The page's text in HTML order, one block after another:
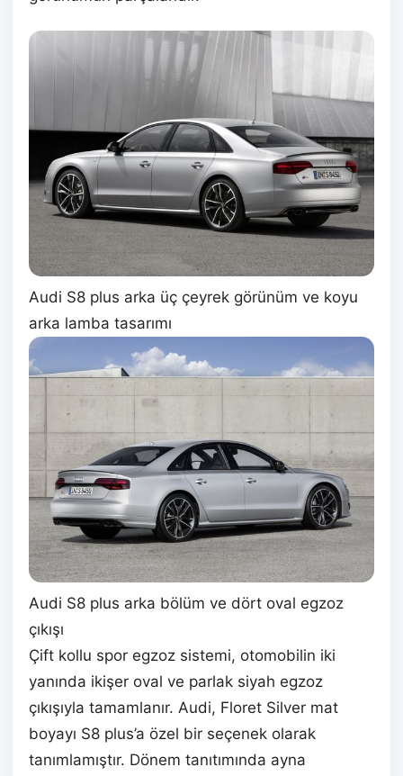
Audi S8 plus arka üç çeyrek görünüm ve koyu
arka lamba tasarımı
Audi S8 plus arka bölüm ve dört oval egzoz
çıkışı
Çift kollu spor egzoz sistemi, otomobilin iki
yanında ikişer oval ve parlak siyah egzoz
çıkışıyla tamamlanır. Audi, Floret Silver mat
boyayı S8 plus’a özel bir seçenek olarak
tanımlamıştır. Dönem tanıtımında ayna